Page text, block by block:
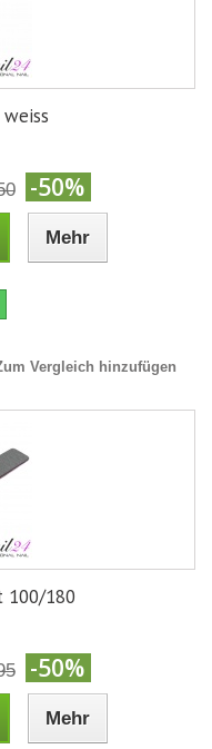
-50%
Mehr
Vergleich hinzufügen
100/180
-50%
Mehr